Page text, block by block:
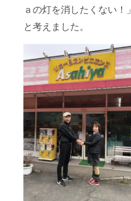
ａの灯を消したくない！」
と考えました。